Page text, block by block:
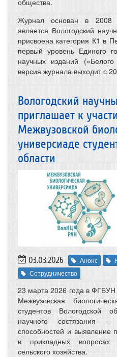
общества.
Журнал основан в 2008
является Вологодский
присвоена категория К1 в
первый уровень Единого
научных изданий
версия журнала выходит с
Вологодский
приглашает к
Межвузовской
универсиаде
области
03.03.2026 Анонс
Сотрудничество
23 марта 2026 года в
Межвузовская
студентов Вологодской
научного состязания –
способностей и выявление
в прикладных вопросах
сельского хозяйства.